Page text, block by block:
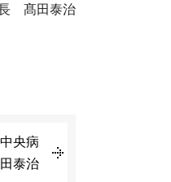
髙田泰治
央病
泰治